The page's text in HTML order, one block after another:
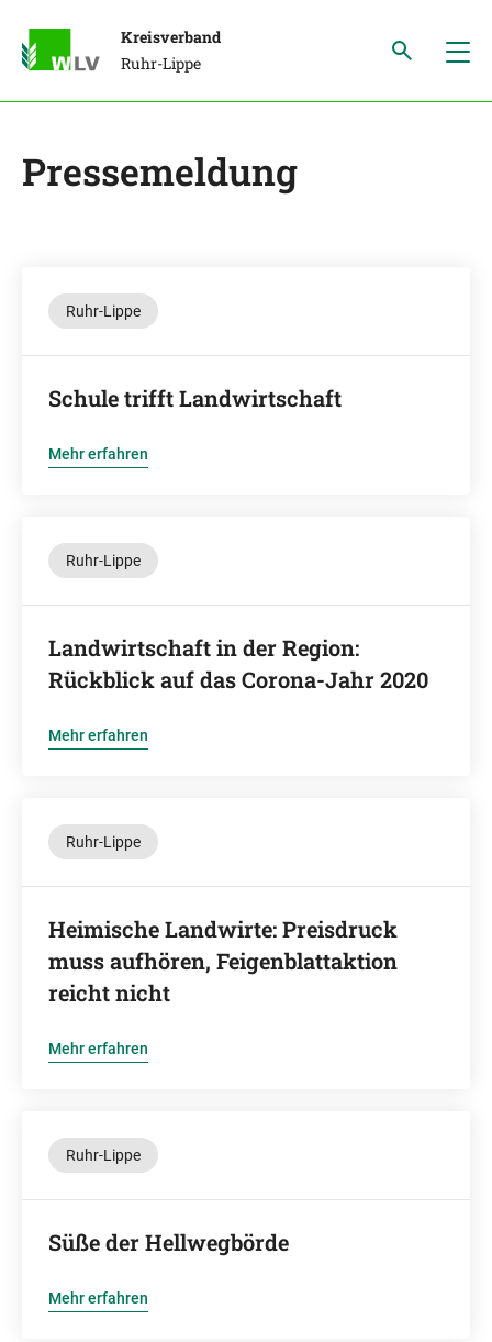
Kreisverband
Ruhr-Lippe
Pressemeldung
Ruhr-Lippe
Schule trifft Landwirtschaft
Mehr erfahren
Ruhr-Lippe
Landwirtschaft in der Region:
Rückblick auf das Corona-Jahr 2020
Mehr erfahren
Ruhr-Lippe
Heimische Landwirte: Preisdruck
muss aufhören, Feigenblattaktion
reicht nicht
Mehr erfahren
Ruhr-Lippe
Süße der Hellwegbörde
Mehr erfahren